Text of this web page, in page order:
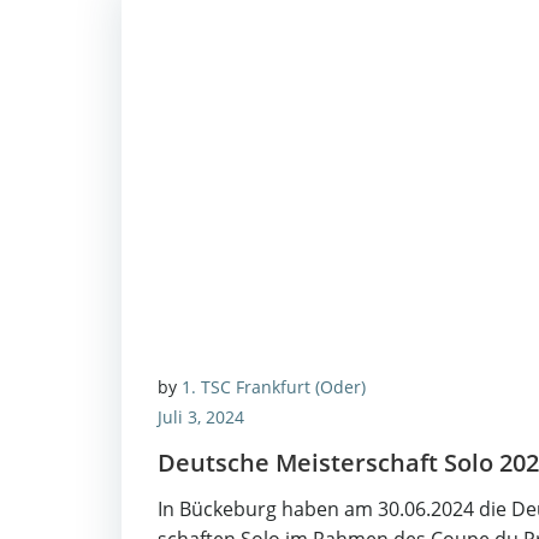
by 1. TSC Frankfurt (Oder)
Juli 3, 2024
Deut­sche Meis­ter­schaft Solo
In Bücke­burg haben am 30.06.2024 die